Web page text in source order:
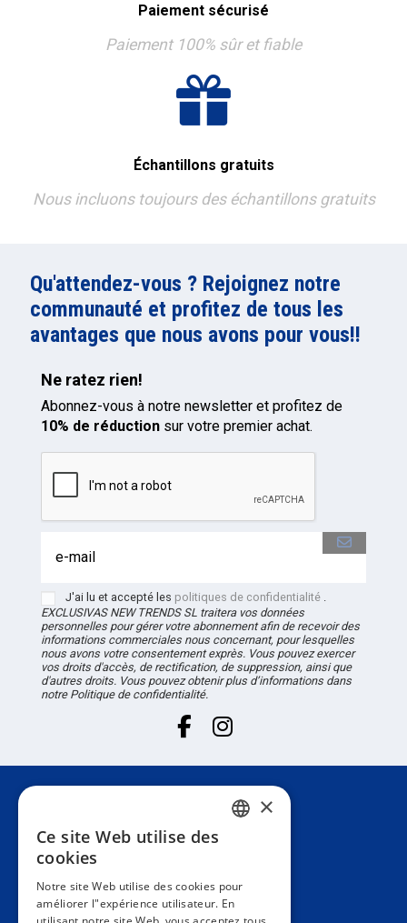
Paiement sécurisé
Paiement 100% sûr et fiable
Échantillons gratuits
Nous incluons toujours des échantillons gratuits
Qu'attendez-vous ? Rejoignez notre
communauté et profitez de tous les
avantages que nous avons pour vous!!
Ne ratez rien!
Abonnez-vous à notre newsletter et profitez de
10% de réductionsur votre premier achat.
J'ai lu et accepté les politiques de confidentialité.
EXCLUSIVAS NEW TRENDS SL traitera vos données
personnelles pour gérer votre abonnement afin de recevoir des
informations commerciales nous concernant, pour lesquelles
nous avons votre consentement exprès. Vous pouvez exercer
vos droits d'accès, de rectification, de suppression, ainsi que
d'autres droits. Vous pouvez obtenir plus d’informations dans
notre Politique de confidentialité.
Information
SPANISH
ENGLISH
×
Ce site Web utilise des
cookies
Notre site Web utilise des cookies pour
améliorer l"expérience utilisateur. En